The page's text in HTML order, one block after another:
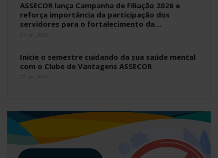
ASSECOR lança Campanha de Filiação 2026 e
reforça importância da participação dos
servidores para o fortalecimento da…
Inicie o semestre cuidando da sua saúde mental
com o Clube de Vantagens ASSECOR